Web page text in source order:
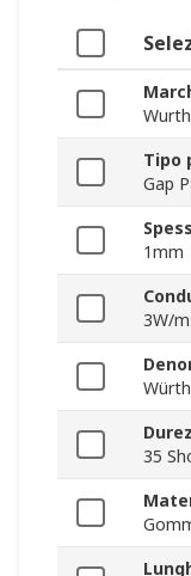
Tipo
Gap
1mm
3W/
35